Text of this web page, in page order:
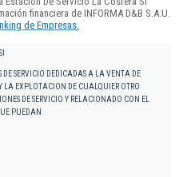
financiera de INFORMA D&B S.A.U.
de Empresas.
SERVICIO DEDICADAS A LA VENTA DE
LA EXPLOTACION DE CUALQUIER OTRO
DE SERVICIO Y RELACIONADO CON EL
PUEDAN